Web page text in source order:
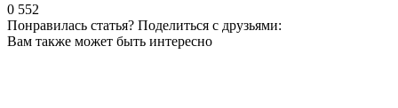
0 552
Понравилась статья? Поделиться с друзьями:
Вам также может быть интересно